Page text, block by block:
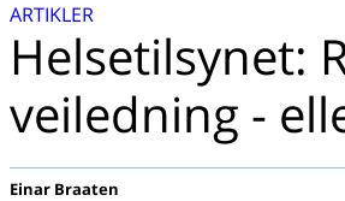
ARTIKLER
Helsetilsynet:
veiledning -
Einar Braaten